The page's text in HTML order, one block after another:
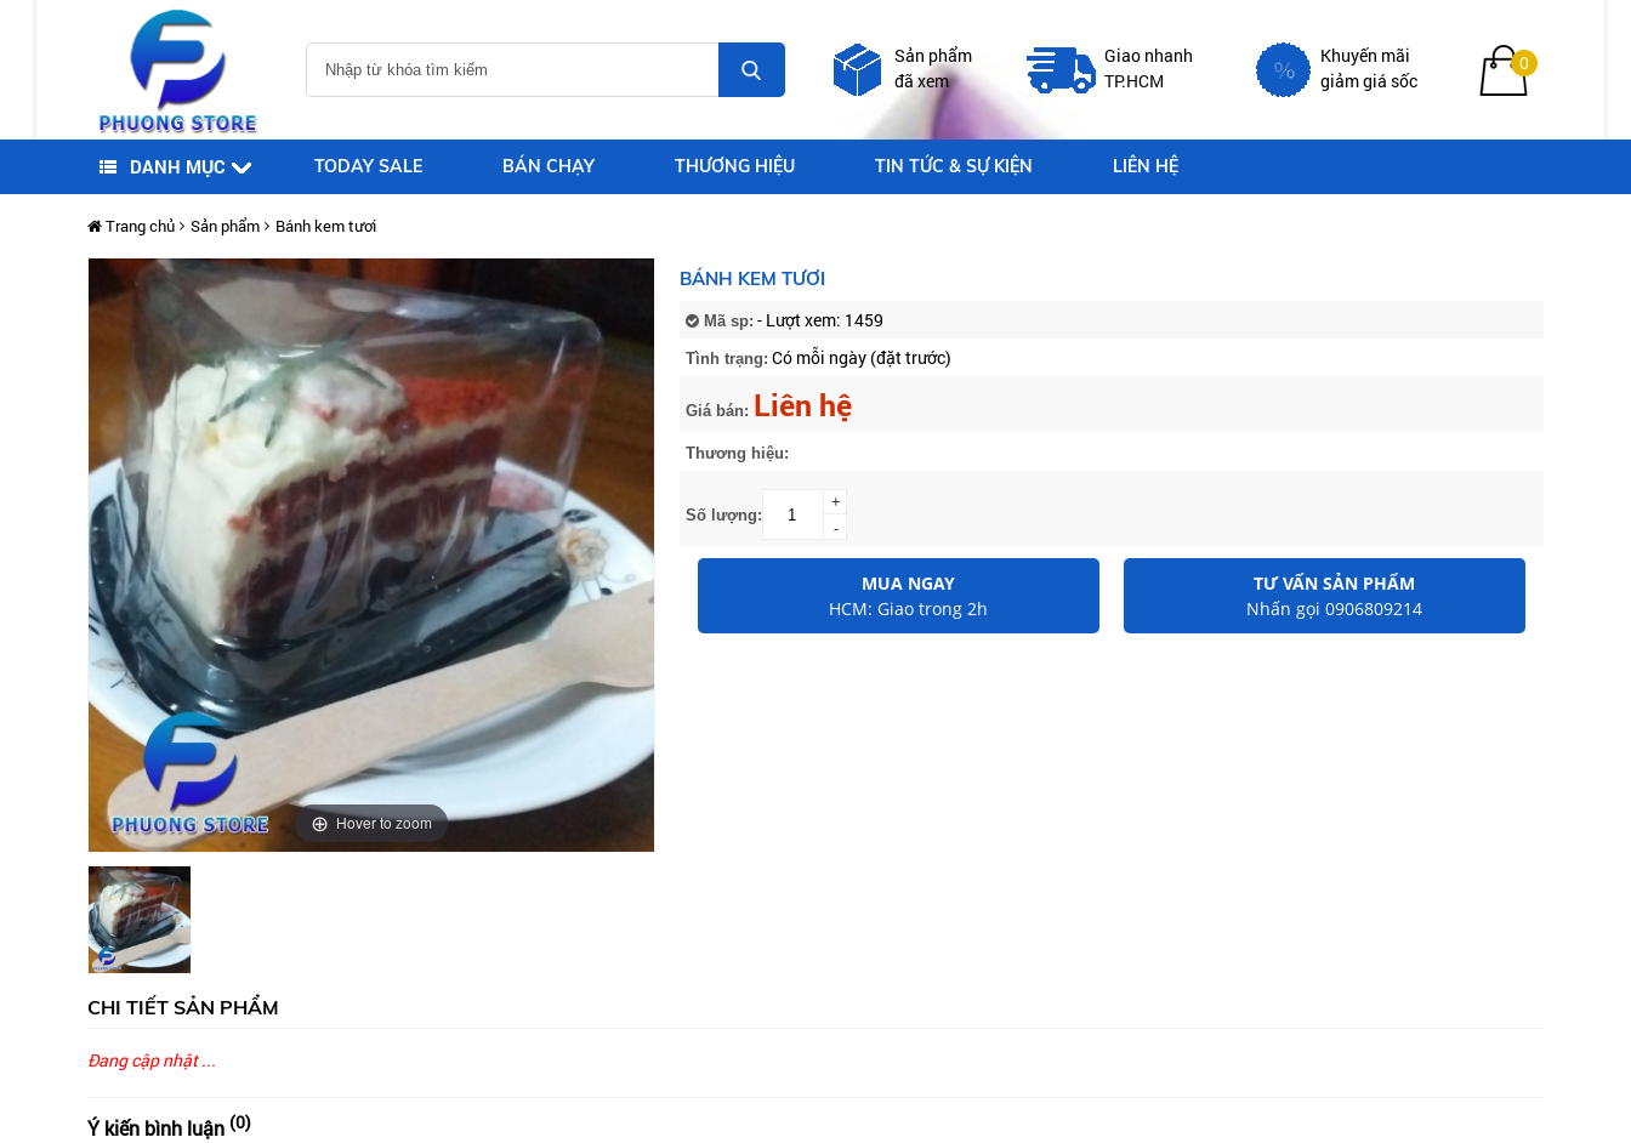
Sản phẩm
đã xem
Giao nhanh
TP.HCM
Khuyến mãi
giảm giá sốc
0
DANH MỤC TODAY SALE BÁN CHẠY THƯƠNG HIỆU TIN TỨC & SỰ KIỆN LIÊN HỆ
Trang chủ Sản phẩm Bánh kem tươi
Hover to zoom
BÁNH KEM TƯƠI
Mã sp: - Lượt xem: 1459
Tình trạng: Có mỗi ngày (đặt trước)
Giá bán: Liên hệ
Thương hiệu:
Số lượng:
+
-
MUA NGAY
HCM: Giao trong 2h
TƯ VẤN SẢN PHẨM
Nhấn gọi 0906809214
CHI TIẾT SẢN PHẨM
Đang cập nhật ...
Ý kiến bình luận (0)